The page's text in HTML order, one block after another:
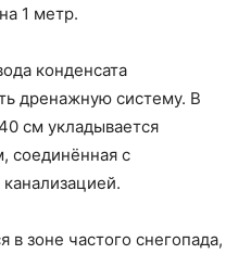
1 метр.
конденсата
дренажную систему. В
см укладывается
соединённая с
в зоне частого снегопада,